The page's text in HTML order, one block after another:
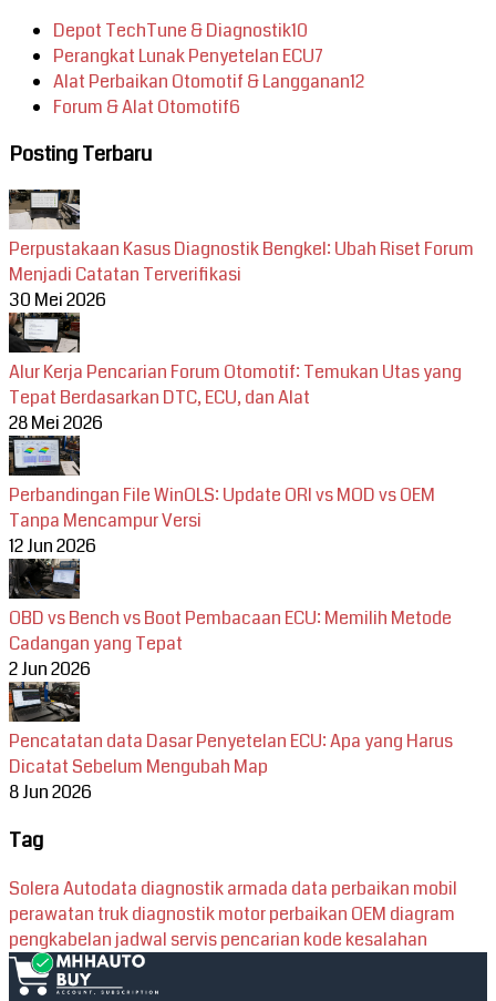
Depot TechTune & Diagnostik10
Perangkat Lunak Penyetelan ECU7
Alat Perbaikan Otomotif & Langganan12
Forum & Alat Otomotif6
Posting Terbaru
Perpustakaan Kasus Diagnostik Bengkel: Ubah Riset Forum
Menjadi Catatan Terverifikasi
30 Mei 2026
Alur Kerja Pencarian Forum Otomotif: Temukan Utas yang
Tepat Berdasarkan DTC, ECU, dan Alat
28 Mei 2026
Perbandingan File WinOLS: Update ORI vs MOD vs OEM
Tanpa Mencampur Versi
12 Jun 2026
OBD vs Bench vs Boot Pembacaan ECU: Memilih Metode
Cadangan yang Tepat
2 Jun 2026
Pencatatan data Dasar Penyetelan ECU: Apa yang Harus
Dicatat Sebelum Mengubah Map
8 Jun 2026
Tag
SoleraAutodata diagnostik armada data perbaikan mobil
perawatan trukdiagnostik motorperbaikan OEM diagram
pengkabelan jadwal servispencarian kode kesalahan